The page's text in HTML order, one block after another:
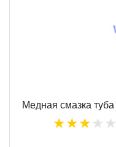
Медная смазка